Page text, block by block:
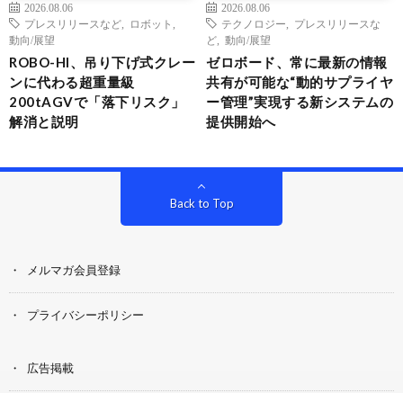
2026.08.06
プレスリリースなど
ロボット
動向/展望
ROBO-HI、吊り下げ式クレー
ンに代わる超重量級
200tAGVで「落下リスク」
解消と説明
2026.08.06
テクノロジー
プレスリリースな
ど
動向/展望
ゼロボード、常に最新の情報
共有が可能な“動的サプライヤ
ー管理”実現する新システムの
提供開始へ
Back to Top
メルマガ会員登録
プライバシーポリシー
広告掲載